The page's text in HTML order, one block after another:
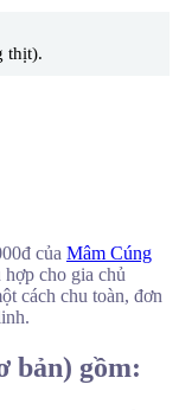
thịt).
của Mâm Cúng
cho gia chủ
cách chu toàn, đơn
bản) gồm: